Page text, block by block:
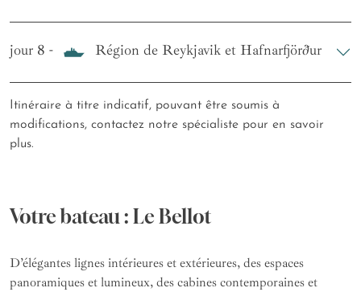
jour 8 - Région de Reykjavik et Hafnarfjörður
Itinéraire à titre indicatif, pouvant être soumis à
modifications, contactez notre spécialiste pour en savoir
plus.
Votre bateau : Le Bellot
D’élégantes lignes intérieures et extérieures, des espaces
panoramiques et lumineux, des cabines contemporaines et